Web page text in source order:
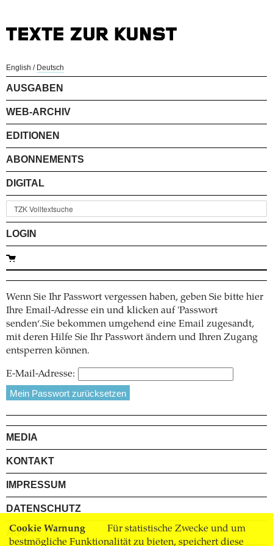
Cookie Warnung
Für statistische Zwecke und um
bestmögliche Funktionalität zu bieten, speichert diese
English / Deutsch
AUSGABEN
WEB-ARCHIV
EDITIONEN
ABONNEMENTS
DIGITAL
LOGIN
Wenn Sie Ihr Passwort vergessen haben, geben Sie bitte hier
Ihre Email-Adresse ein und klicken auf 'Passwort
senden‘.Sie bekommen umgehend eine Email zugesandt,
mit deren Hilfe Sie Ihr Passwort ändern und Ihren Zugang
entsperren können.
E-Mail-Adresse:
MEDIA
KONTAKT
IMPRESSUM
DATENSCHUTZ
AGB